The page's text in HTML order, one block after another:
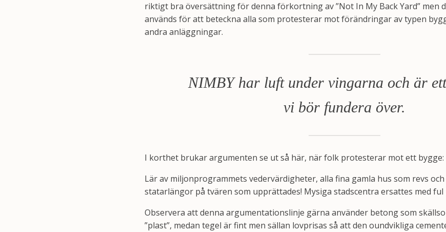
riktigt bra översättning för denna förkortning av ”Not In My Back Yard” men
används för att beteckna alla som protesterar mot förändringar av typen
andra anläggningar.
NIMBY har luft under vingarna och är
vi bör fundera över.
I korthet brukar argumenten se ut så här, när folk protesterar mot ett bygge:
Lär av miljonprogrammets vedervärdigheter, alla fina gamla hus som revs
statarlängor på tvären som upprättades! Mysiga stadscentra ersattes med
Observera att denna argumentationslinje gärna använder betong som
”plast”, medan tegel är fint men sällan lovprisas så att den oundvikliga